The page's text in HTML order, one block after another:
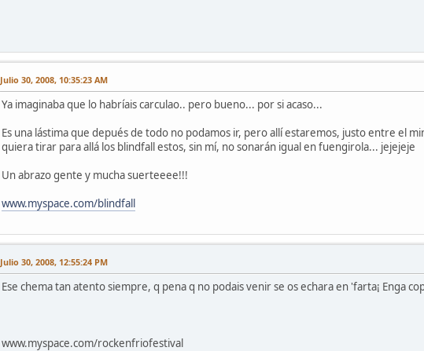
Julio 30, 2008, 10:35:23 AM
Ya imaginaba que lo habríais carculao.. pero bueno... por si acaso...
Es una lástima que depués de todo no podamos ir, pero allí estaremos, justo entre el
quiera tirar para allá los blindfall estos, sin mí, no sonarán igual en fuengirola... jejejeje
Un abrazo gente y mucha suerteeee!!!
www.myspace.com/blindfall
Julio 30, 2008, 12:55:24 PM
Ese chema tan atento siempre, q pena q no podais venir se os echara en 'farta¡ Enga
www.myspace.com/rockenfriofestival